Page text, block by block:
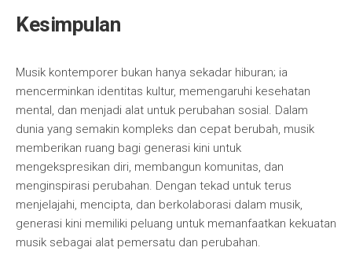
Kesimpulan
Musik kontemporer bukan hanya sekadar hiburan; ia
mencerminkan identitas kultur, memengaruhi kesehatan
mental, dan menjadi alat untuk perubahan sosial. Dalam
dunia yang semakin kompleks dan cepat berubah, musik
memberikan ruang bagi generasi kini untuk
mengekspresikan diri, membangun komunitas, dan
menginspirasi perubahan. Dengan tekad untuk terus
menjelajahi, mencipta, dan berkolaborasi dalam musik,
generasi kini memiliki peluang untuk memanfaatkan kekuatan
musik sebagai alat pemersatu dan perubahan.